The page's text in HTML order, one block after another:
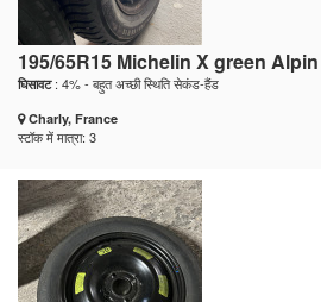
195/65R15 Michelin X green Alpin
घिसावट: 4% - बहुत अच्छी स्थिति सेकंड-हैंड
Charly, France
स्टॉक में मात्रा: 3